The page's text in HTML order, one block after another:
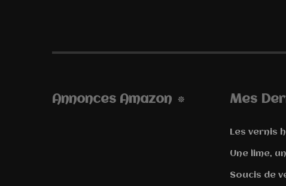
Annonces Amazon Mes
Les vernis
Une lime,
Soucis de